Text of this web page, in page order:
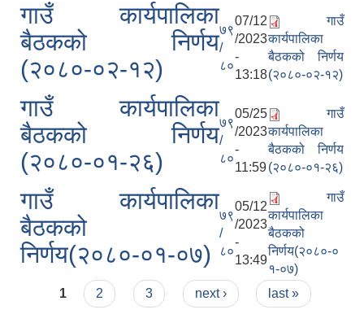
गाउँ कार्यपालिका
बैठकको निर्णय
(२०८०-०२-१२)
७९
/
८०
07/12
/2023
-
13:18
गाउँ
कार्यपालिका
बैठकको निर्णय
(२०८०-०२-१२)
गाउँ कार्यपालिका
बैठकको निर्णय
(२०८०-०१-२६)
७९
/
८०
05/25
/2023
-
11:59
गाउँ
कार्यपालिका
बैठकको निर्णय
(२०८०-०१-२६)
गाउँ कार्यपालिका
बैठकको
निर्णय(२०८०-०१-०७)
७९
/
८०
05/12
/2023
-
13:49
गाउँ
कार्यपालिका
बैठकको
निर्णय(२०८०-०
१-०७)
Pages
1 2 3 next › last »